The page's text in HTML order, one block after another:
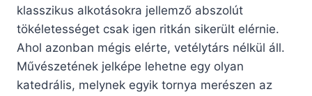
klasszikus alkotásokra jellemző abszolút
tökéletességet csak igen ritkán sikerült elérnie.
Ahol azonban mégis elérte, vetélytárs nélkül áll.
Művészetének jelképe lehetne egy olyan
katedrális, melynek egyik tornya merészen az